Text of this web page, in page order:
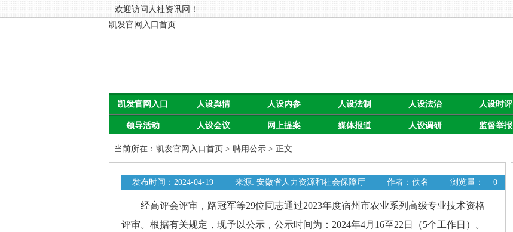
欢迎访问人社资讯网！
凯发官网入口首页
凯发官网入口
首页
人设舆情 人设内参 人设法制 人设法治 人设时评
领导活动 人设会议 网上提案 媒体报道 人设调研 监督举报
当前所在： 凯发官网入口首页 > 聘用公示 > 正文
发布时间：2024-04-19 来源: 安徽省人力资源和社会保障厅 作者：佚名 浏览量： 0
经高评会评审，路冠军等29位同志通过2023年度宿州市农业系列高级专业技术资格
评审。根据有关规定，现予以公示，公示时间为：2024年4月16至22日（5个工作日）。